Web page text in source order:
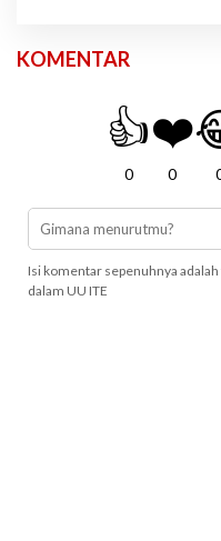
KOMENTAR
👍
0
❤️
0
Isi komentar sepenuhnya
dalam UU ITE